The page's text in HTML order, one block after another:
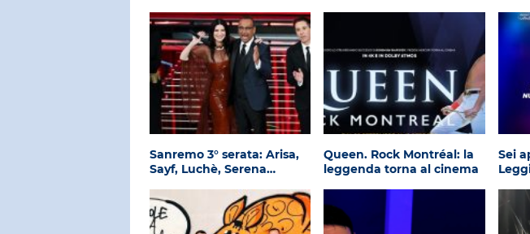
Sanremo 3° serata: Arisa,
Sayf, Luchè, Serena…
Queen. Rock Montréal: la
leggenda torna al cinema
Sei